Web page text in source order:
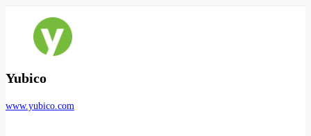
Yubico
www.yubico.com